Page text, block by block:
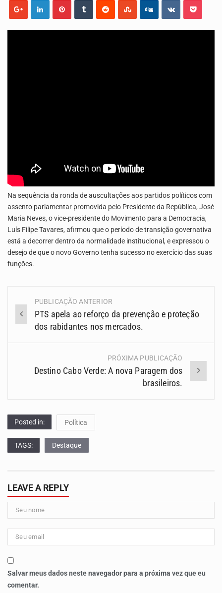
Na sequência da ronda de auscultações aos partidos políticos com
assento parlamentar promovida pelo Presidente da República, José
Maria Neves, o vice-presidente do Movimento para a Democracia,
Luís Filipe Tavares, afirmou que o período de transição governativa
está a decorrer dentro da normalidade institucional, e expressou o
desejo de que o novo Governo tenha sucesso no exercício das suas
funções.
Navegação
(Posts)
PUBLICAÇÃO ANTERIOR
PTS apela ao reforço da prevenção e proteção
dos rabidantes nos mercados.
PRÓXIMA PUBLICAÇÃO
Destino Cabo Verde: A nova Paragem dos
brasileiros.
Posted in: Política
TAGS: Destaque
LEAVE A REPLY
Salvar meus dados neste navegador para a próxima vez que eu
comentar.